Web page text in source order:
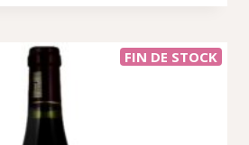
FIN DE STOCK